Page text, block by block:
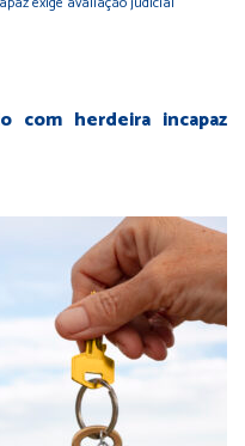
com herdeira incapaz